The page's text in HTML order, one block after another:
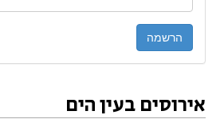
אירוסים בעין הים